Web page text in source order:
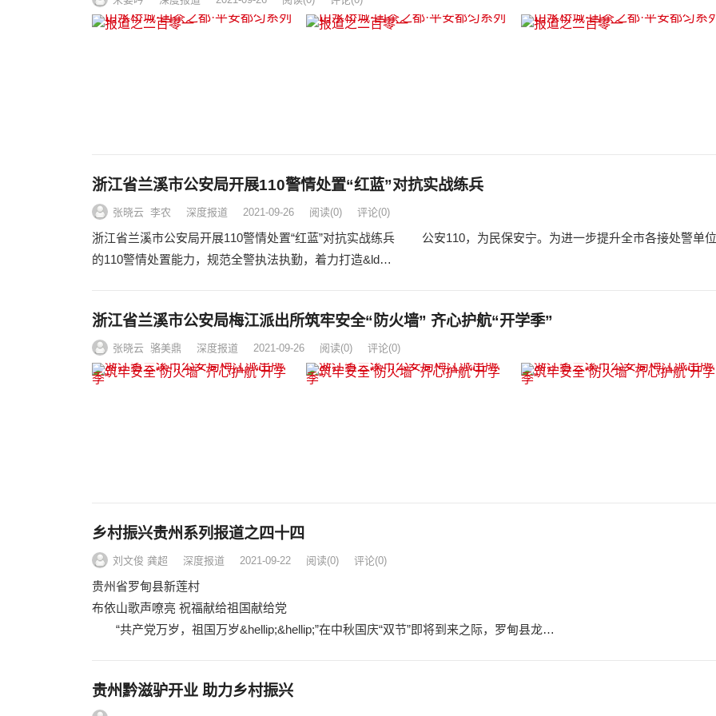
浙江省兰溪市公安局开展110警情处置“红蓝”对抗实战练兵
张晓云 李农 深度报道 2021-09-26 阅读(0) 评论(0)
浙江省兰溪市公安局开展110警情处置“红蓝”对抗实战练兵 公安110，为民保安宁。为进一步提升全市各接处警单位
的110警情处置能力，规范全警执法执勤，着力打造&ld…
浙江省兰溪市公安局梅江派出所筑牢安全“防火墙” 齐心护航“开学季”
张晓云 骆美鼎 深度报道 2021-09-26 阅读(0) 评论(0)
乡村振兴贵州系列报道之四十四
刘文俊 龚超 深度报道 2021-09-22 阅读(0) 评论(0)
贵州省罗甸县新莲村
布依山歌声嘹亮 祝福献给祖国献给党
“共产党万岁，祖国万岁&hellip;&hellip;”在中秋国庆“双节”即将到来之际，罗甸县龙…
​​​​​​​贵州黔滋驴开业 助力乡村振兴